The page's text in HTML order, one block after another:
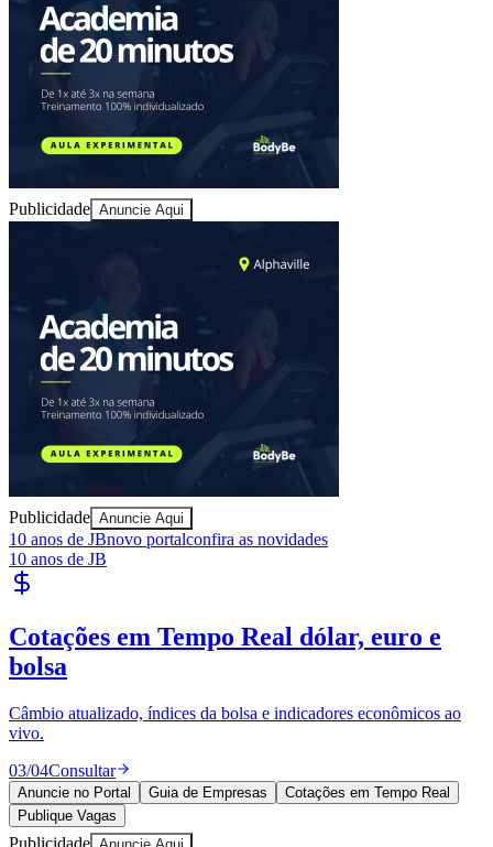
Ceará
Publicidade Anuncie Aqui
Publicidade Anuncie Aqui
10 anos de JBnovo portalconfira as novidades
10 anos de JB
Cotações em Tempo Real dólar, euro e
bolsa
Câmbio atualizado, índices da bolsa e indicadores econômicos ao
vivo.
03/04Consultar
Anuncie no Portal Guia de Empresas
Cotações em Tempo Real
Publique Vagas